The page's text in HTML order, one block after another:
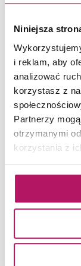
Niniejsza
i reklam, aby
analizować
korzystasz z
Partnerzy
otrzymanymi
korzystania z
Cersanit
Bateria